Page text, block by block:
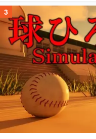
3